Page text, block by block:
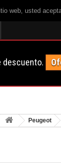
web, usted
descuento.
Peugeot